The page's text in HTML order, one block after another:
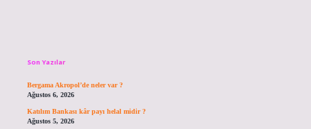
Son Yazılar
Bergama Akropol’de neler var ?
Ağustos 6, 2026
Katılım Bankası kâr payı helal midir ?
Ağustos 5, 2026